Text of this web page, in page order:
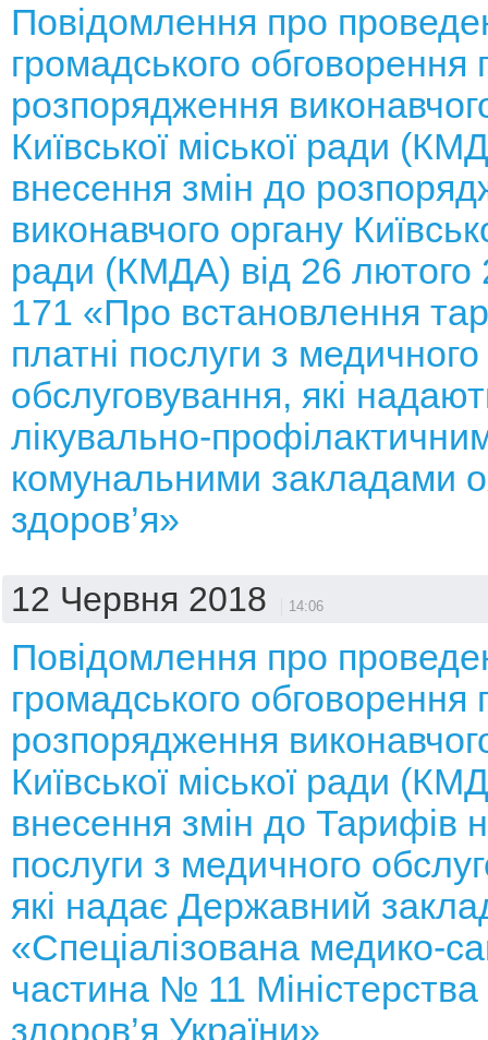
Повідомлення про
громадського обговорення
розпорядження
Київської міської ради
внесення змін до
виконавчого органу
ради (КМДА) від 26
171 «Про встановлення
платні послуги з медичного
обслуговування, які
лікувально-
комунальними закладами
здоров’я»
12 Червня 2018 14:06
Повідомлення про
громадського обговорення
розпорядження
Київської міської ради
внесення змін до Тарифів
послуги з медичного
які надає Державний
«Спеціалізована медико-
частина № 11
здоров’я України»